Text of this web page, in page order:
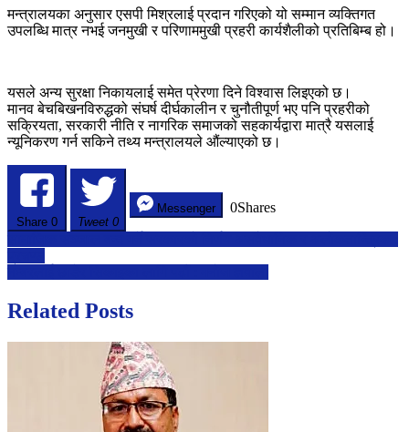
मन्त्रालयका अनुसार एसपी मिश्रलाई प्रदान गरिएको यो सम्मान व्यक्तिगत
उपलब्धि मात्र नभई जनमुखी र परिणाममुखी प्रहरी कार्यशैलीको प्रतिबिम्ब हो।
यसले अन्य सुरक्षा निकायलाई समेत प्रेरणा दिने विश्वास लिइएको छ।
मानव बेचबिखनविरुद्धको संघर्ष दीर्घकालीन र चुनौतीपूर्ण भए पनि प्रहरीको
सक्रियता, सरकारी नीति र नागरिक समाजको सहकार्यद्वारा मात्रै यसलाई
न्यूनिकरण गर्न सकिने तथ्य मन्त्रालयले औंल्याएको छ।
Share 0 Tweet 0
Messenger 0Shares
Post
navigation
Related Posts